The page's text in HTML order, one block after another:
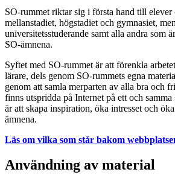
SO-rummet riktar sig i första hand till elever
mellanstadiet, högstadiet och gymnasiet,
universitetsstuderande samt alla andra som
SO-ämnena.
Syftet med SO-rummet är att förenkla
lärare, dels genom SO-rummets egna
genom att samla merparten av alla bra och
finns utspridda på Internet på ett och
är att skapa inspiration, öka intresset och
ämnena.
Läs om vilka som står bakom
Användning av material